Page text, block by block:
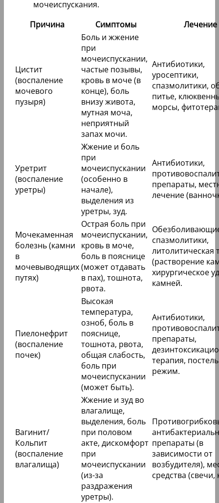
мочеиспускания.
Причина
Симптомы Лечение
Цистит
(воспаление
мочевого
пузыря)
Боль и жжение
при
мочеиспускании,
частые позывы,
кровь в моче (в
конце), боль
внизу живота,
мутная моча,
неприятный
запах мочи.
Антибиотики,
уросептики,
спазмолитики,
питье,
морсы,
Уретрит
(воспаление
уретры)
Жжение и боль
при
мочеиспускании
(особенно в
начале),
выделения из
уретры, зуд.
Антибиотики,
препараты,
лечение
Мочекаменная
болезнь (камни
в
мочевыводящих
путях)
Острая боль при
мочеиспускании,
кровь в моче,
боль в пояснице
(может отдавать
в пах), тошнота,
рвота.
спазмолитики,
литолитическая
(растворение
хирургическое
камней.
Пиелонефрит
(воспаление
почек)
Высокая
температура,
озноб, боль в
пояснице,
тошнота, рвота,
общая слабость,
боль при
мочеиспускании
(может быть).
Антибиотики,
препараты,
терапия,
режим.
Вагинит/
Кольпит
(воспаление
влагалища)
Жжение и зуд во
влагалище,
выделения, боль
при половом
акте, дискомфорт
при
мочеиспускании
(из-за
раздражения
уретры).
препараты (в
зависимости от
возбудителя),
средства